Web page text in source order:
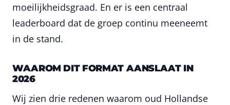
moeilijkheidsgraad. En er is een centraal
leaderboard dat de groep continu meeneemt
in de stand.
WAAROM DIT FORMAT AANSLAAT IN
2026
Wij zien drie redenen waarom oud Hollandse